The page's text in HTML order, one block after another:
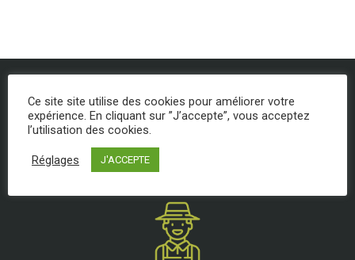
Notre équipe
Une équipe polyvalente et motivée, à votre service !
Ce site site utilise des cookies pour améliorer votre
expérience. En cliquant sur ”J’accepte”, vous acceptez
l’utilisation des cookies.
Réglages J'ACCEPTE